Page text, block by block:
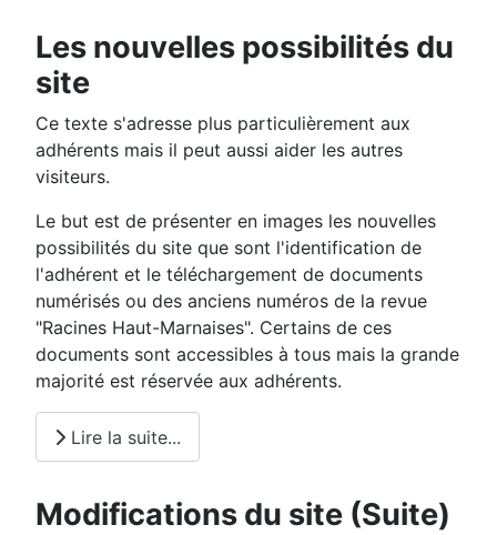
Les nouvelles possibilités du
site
Ce texte s'adresse plus particulièrement aux
adhérents mais il peut aussi aider les autres
visiteurs.
Le but est de présenter en images les nouvelles
possibilités du site que sont l'identification de
l'adhérent et le téléchargement de documents
numérisés ou des anciens numéros de la revue
"Racines Haut-Marnaises". Certains de ces
documents sont accessibles à tous mais la grande
majorité est réservée aux adhérents.
Lire la suite...
Modifications du site (Suite)